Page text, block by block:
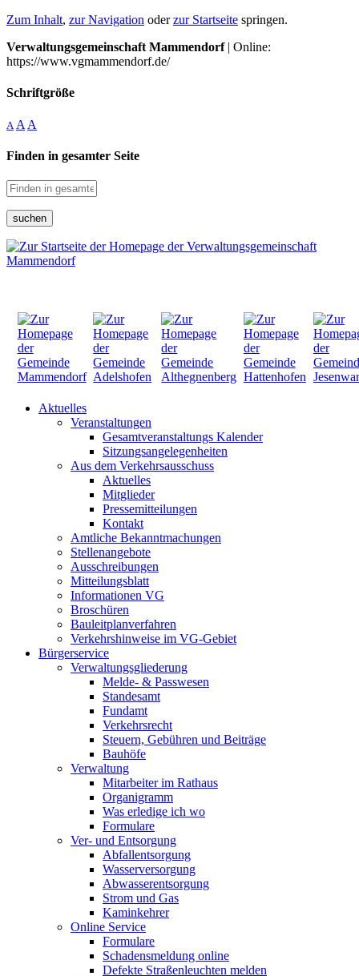
Zum Inhalt, zur Navigation oderzur Startseite springen.
Verwaltungsgemeinschaft Mammendorf| Online:
https://www.vgmammendorf.de/
Schriftgröße
A A A
Finden in gesamter Seite
suchen
Aktuelles
Veranstaltungen
Gesamtveranstaltungs Kalender
Sitzungsangelegenheiten
Aus dem Verkehrsausschuss
Aktuelles
Mitglieder
Pressemitteilungen
Kontakt
Amtliche Bekanntmachungen
Stellenangebote
Ausschreibungen
Mitteilungsblatt
Informationen VG
Broschüren
Bauleitplanverfahren
Verkehrshinweise im VG-Gebiet
Bürgerservice
Verwaltungsgliederung
Melde- & Passwesen
Standesamt
Fundamt
Verkehrsrecht
Steuern, Gebühren und Beiträge
Bauhöfe
Verwaltung
Mitarbeiter im Rathaus
Organigramm
Was erledige ich wo
Formulare
Ver- und Entsorgung
Abfallentsorgung
Wasserversorgung
Abwasserentsorgung
Strom und Gas
Kaminkehrer
Online Service
Formulare
Schadensmeldung online
Defekte Straßenleuchten melden